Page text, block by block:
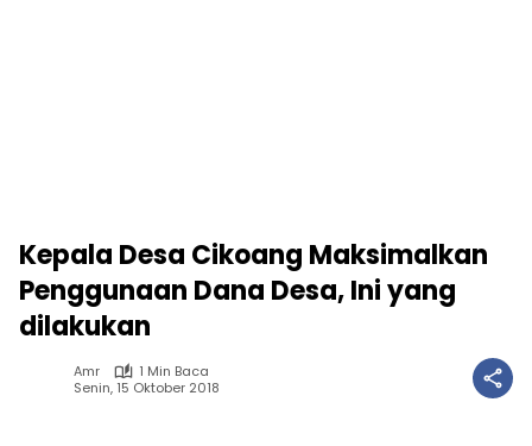
Kepala Desa Cikoang Maksimalkan
Penggunaan Dana Desa, Ini yang
dilakukan
Amr
1 Min Baca
Senin, 15 Oktober 2018